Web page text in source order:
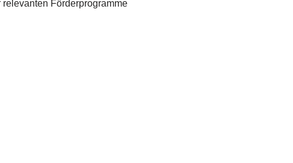
relevanten Förderprogramme